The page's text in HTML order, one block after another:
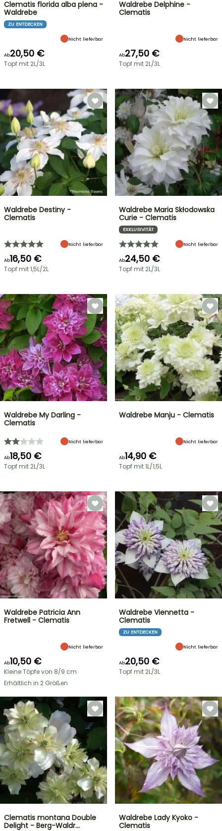
Clematis florida alba plena -
Waldrebe
ZU ENTDECKEN
Nicht lieferbar
Ab20,50 €
Topf mit 2L/3L
Waldrebe Delphine -
Clematis
Nicht lieferbar
Ab27,50 €
Topf mit 2L/3L
Waldrebe Destiny -
Clematis
Nicht lieferbar
Ab16,50 €
Topf mit 1,5L/2L
Waldrebe Maria Skłodowska
Curie - Clematis
EXKLUSIVITÄT
Nicht lieferbar
Ab24,50 €
Topf mit 2L/3L
Waldrebe My Darling -
Clematis
Nicht lieferbar
Ab18,50 €
Topf mit 2L/3L
Waldrebe Manju - Clematis
Nicht lieferbar
Ab14,90 €
Topf mit 1L/1,5L
Waldrebe Patricia Ann
Fretwell - Clematis
Nicht lieferbar
Ab10,50 €
Kleine Töpfe von 8/9 cm
Erhältlich in 2 Größen
Waldrebe Viennetta -
Clematis
ZU ENTDECKEN
Nicht lieferbar
Ab20,50 €
Topf mit 2L/3L
Clematis montana Double
Delight - Berg-Waldr…
Waldrebe Lady Kyoko -
Clematis